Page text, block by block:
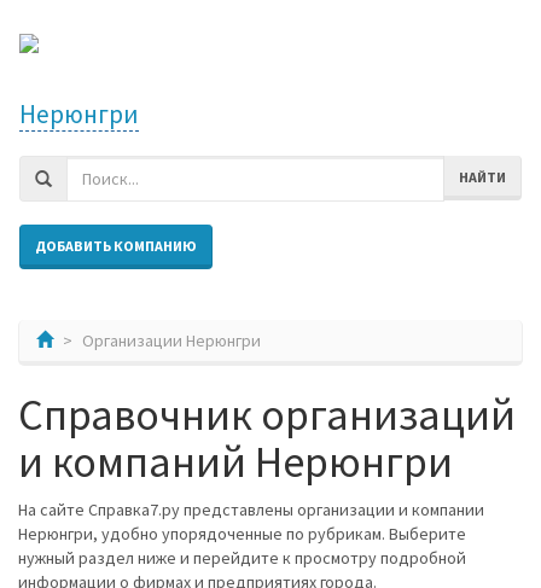
Нерюнгри
НАЙТИ
ДОБАВИТЬ КОМПАНИЮ
Организации Нерюнгри
Справочник организаций
и компаний Нерюнгри
На сайте Справка7.ру представлены организации и компании
Нерюнгри, удобно упорядоченные по рубрикам. Выберите
нужный раздел ниже и перейдите к просмотру подробной
информации о фирмах и предприятиях города.